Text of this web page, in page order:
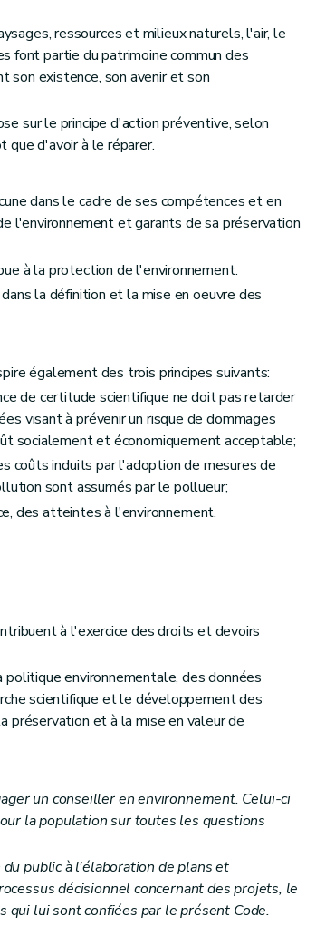
ressources et milieux naturels, l'air, le
font partie du patrimoine commun des
existence, son avenir et son
sur le principe d'action préventive, selon
que d'avoir à le réparer.
dans le cadre de ses compétences et en
l'environnement et garants de sa préservation
à la protection de l'environnement.
la définition et la mise en oeuvre des
également des trois principes suivants:
de certitude scientifique ne doit pas retarder
visant à prévenir un risque de dommages
socialement et économiquement acceptable;
coûts induits par l'adoption de mesures de
sont assumés par le pollueur;
des atteintes à l'environnement.
à l'exercice des droits et devoirs
environnementale, des données
scientifique et le développement des
préservation et à la mise en valeur de
un conseiller en environnement. Celui-ci
la population sur toutes les questions
public à l'élaboration de plans et
décisionnel concernant des projets, le
lui sont confiées par le présent Code.